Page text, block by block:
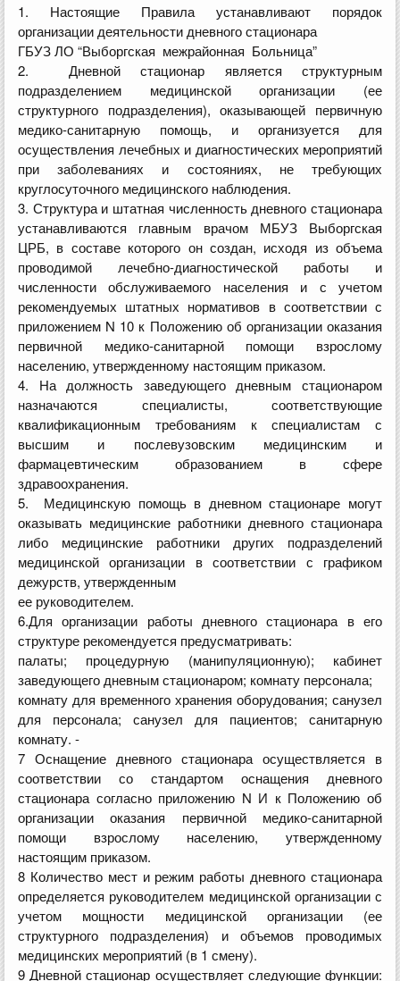
1. Настоящие Правила устанавливают порядок
организации деятельности дневного стационара
ГБУЗ ЛО “Выборгская межрайонная Больница”
2. Дневной стационар является структурным
подразделением медицинской организации (ее
структурного подразделения), оказывающей первичную
медико-санитарную помощь, и организуется для
осуществления лечебных и диагностических мероприятий
при заболеваниях и состояниях, не требующих
круглосуточного медицинского наблюдения.
3. Структура и штатная численность дневного стационара
устанавливаются главным врачом МБУЗ Выборгская
ЦРБ, в составе которого он создан, исходя из объема
проводимой лечебно-диагностической работы и
численности обслуживаемого населения и с учетом
рекомендуемых штатных нормативов в соответствии с
приложением N 10 к Положению об организации оказания
первичной медико-санитарной помощи взрослому
населению, утвержденному настоящим приказом.
4. На должность заведующего дневным стационаром
назначаются специалисты, соответствующие
квалификационным требованиям к специалистам с
высшим и послевузовским медицинским и
фармацевтическим образованием в сфере
здравоохранения.
5. Медицинскую помощь в дневном стационаре могут
оказывать медицинские работники дневного стационара
либо медицинские работники других подразделений
медицинской организации в соответствии с графиком
дежурств, утвержденным
ее руководителем.
6.Для организации работы дневного стационара в его
структуре рекомендуется предусматривать:
палаты; процедурную (манипуляционную); кабинет
заведующего дневным стационаром; комнату персонала;
комнату для временного хранения оборудования; санузел
для персонала; санузел для пациентов; санитарную
комнату. -
7 Оснащение дневного стационара осуществляется в
соответствии со стандартом оснащения дневного
стационара согласно приложению N И к Положению об
организации оказания первичной медико-санитарной
помощи взрослому населению, утвержденному
настоящим приказом.
8 Количество мест и режим работы дневного стационара
определяется руководителем медицинской организации с
учетом мощности медицинской организации (ее
структурного подразделения) и объемов проводимых
медицинских мероприятий (в 1 смену).
9 Дневной стационар осуществляет следующие функции: